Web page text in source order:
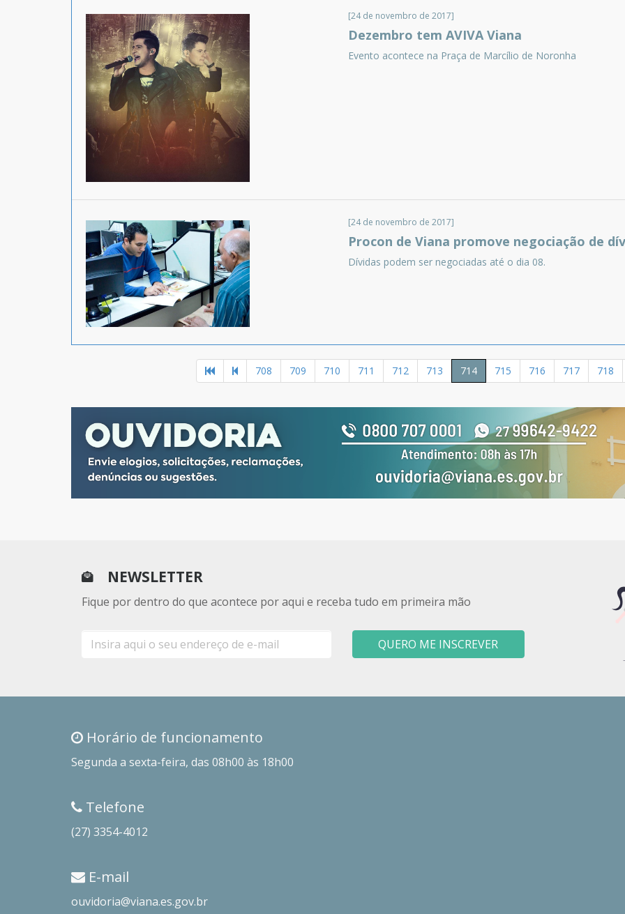
[24 de novembro de 2017]
Dezembro tem AVIVA Viana
Evento acontece na Praça de Marcílio de Noronha
[24 de novembro de 2017]
Procon de Viana promove negociação de
Dívidas podem ser negociadas até o dia 08.
708 709 710 711 712 713 714 715 716 717 718
NEWSLETTER
Fique por dentro do que acontece por aqui e receba tudo em primeira mão
mail
QUERO ME INSCREVER
Horário de funcionamento
Segunda a sexta-feira, das 08h00 às 18h00
Telefone
(27) 3354-4012
E-mail
ouvidoria@viana.es.gov.br